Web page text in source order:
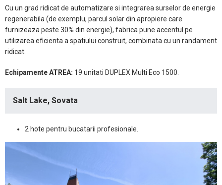
Cu un grad ridicat de automatizare si integrarea surselor de energie
regenerabila (de exemplu, parcul solar din apropiere care
furnizeaza peste 30% din energie), fabrica pune accentul pe
utilizarea eficienta a spatiului construit, combinata cu un randament
ridicat.
Echipamente ATREA: 19 unitati DUPLEX Multi Eco 1500.
Salt Lake, Sovata
2 hote pentru bucatarii profesionale.